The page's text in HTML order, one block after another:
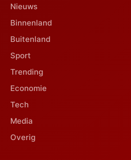
Nieuws
Binnenland
Buitenland
Sport
Trending
Economie
Tech
Media
Overig